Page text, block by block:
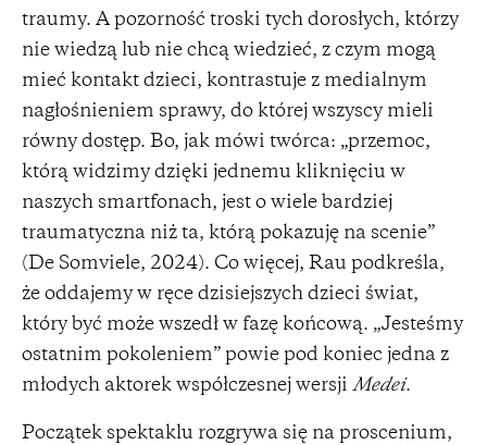
traumy. A pozorność troski tych dorosłych, którzy
nie wiedzą lub nie chcą wiedzieć, z czym mogą
mieć kontakt dzieci, kontrastuje z medialnym
nagłośnieniem sprawy, do której wszyscy mieli
równy dostęp. Bo, jak mówi twórca: „przemoc,
którą widzimy dzięki jednemu kliknięciu w
naszych smartfonach, jest o wiele bardziej
traumatyczna niż ta, którą pokazuję na scenie”
(De Somviele, 2024). Co więcej, Rau podkreśla,
że oddajemy w ręce dzisiejszych dzieci świat,
który być może wszedł w fazę końcową. „Jesteśmy
ostatnim pokoleniem” powie pod koniec jedna z
młodych aktorek współczesnej wersji Medei.
Początek spektaklu rozgrywa się na proscenium,